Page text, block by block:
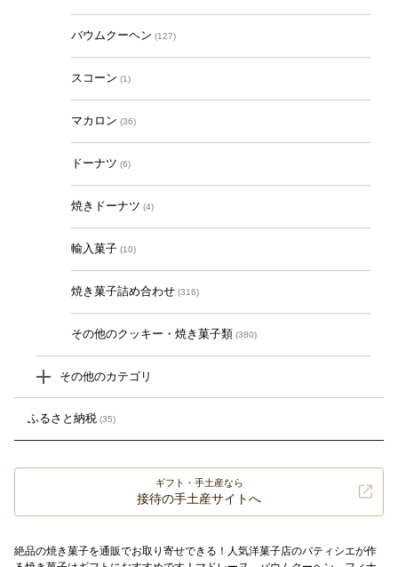
バウムクーヘン (127)
スコーン (1)
マカロン (36)
ドーナツ (6)
焼きドーナツ (4)
輸入菓子 (10)
焼き菓子詰め合わせ (316)
その他のクッキー・焼き菓子類 (380)
その他のカテゴリ
ふるさと納税 (35)
ギフト・手土産なら
接待の手土産サイトへ
絶品の焼き菓子を通販でお取り寄せできる！人気洋菓子店のパティシエが作